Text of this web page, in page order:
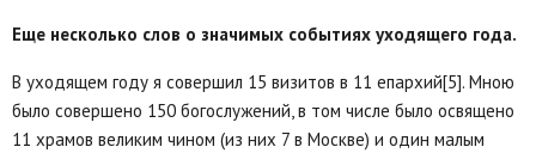
Еще несколько слов о значимых событиях уходящего года.
В уходящем году я совершил 15 визитов в 11 епархий[5]. Мною
было совершено 150 богослужений, в том числе было освящено
11 храмов великим чином (из них 7 в Москве) и один малым